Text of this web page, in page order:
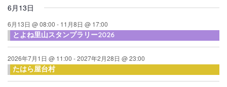
ョ
ン
を
表
示
ト,
6月13日
6月13日 @ 08:00 - 11月8日 @ 17:00
とよね里山スタンプラリー2026
2026年7月1日 @ 11:00 -2027年2月28日 @ 23:00
たはら屋台村